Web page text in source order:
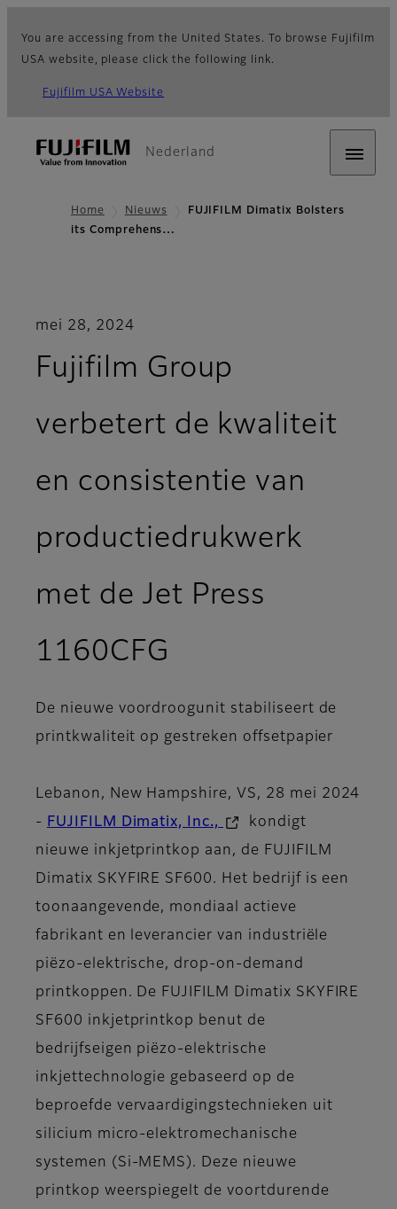
You are accessing from the United States. To browse Fujifilm
USA website, please click the following link.
Fujifilm USA Website
Nederland
Home Nieuws
FUJIFILM Dimatix Bolsters
its Comprehens…
mei 28, 2024
Fujifilm Group
verbetert de kwaliteit
en consistentie van
productiedrukwerk
met de Jet Press
1160CFG
De nieuwe voordroogunit stabiliseert de
printkwaliteit op gestreken offsetpapier
Lebanon, New Hampshire, VS, 28 mei 2024
-
FUJIFILM Dimatix, Inc.,
kondigt
nieuwe inkjetprintkop aan, de FUJIFILM
Dimatix SKYFIRE SF600. Het bedrijf is een
toonaangevende, mondiaal actieve
fabrikant en leverancier van industriële
piëzo-elektrische, drop-on-demand
printkoppen. De FUJIFILM Dimatix SKYFIRE
SF600 inkjetprintkop benut de
bedrijfseigen piëzo-elektrische
inkjettechnologie gebaseerd op de
beproefde vervaardigingstechnieken uit
silicium micro-elektromechanische
systemen (Si-MEMS). Deze nieuwe
printkop weerspiegelt de voortdurende